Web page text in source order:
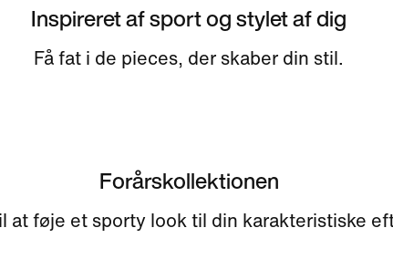
Inspireret af sport og stylet af dig
Få fat i de pieces, der skaber din stil.
Forårskollektionen
at føje et sporty look til din karakteristiske